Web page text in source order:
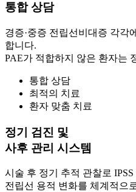
통합 상담
경증·중증 전립선비대증 각각
합니다.
PAE가 적합하지 않은 환자는
통합 상담
최적의 치료
환자 맞춤 치료
정기 검진 및
사후 관리 시스템
시술 후 정기 추적 관찰로 IPSS
전립선 용적 변화를 체계적으